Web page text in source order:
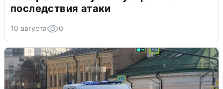
последствия атаки
10 августа 0